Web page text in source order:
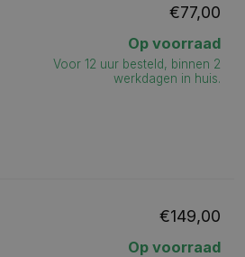
€77,00
Op voorraad
Voor 12 uur besteld, binnen 2
werkdagen in huis.
€149,00
Op voorraad